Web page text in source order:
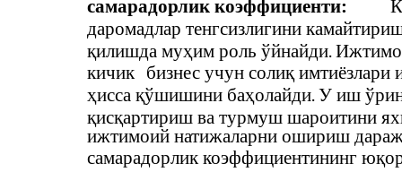
самарадорлик коэффициенти:
даромадлар тенгсизлигини
қилишда муҳим роль ўйнайди.
кичик бизнес учун солиқ
ҳисса қўшишини баҳолайди. У иш
қисқартириш ва турмуш шароитини
ижтимоий натижаларни ошириш
самарадорлик коэффициентининг